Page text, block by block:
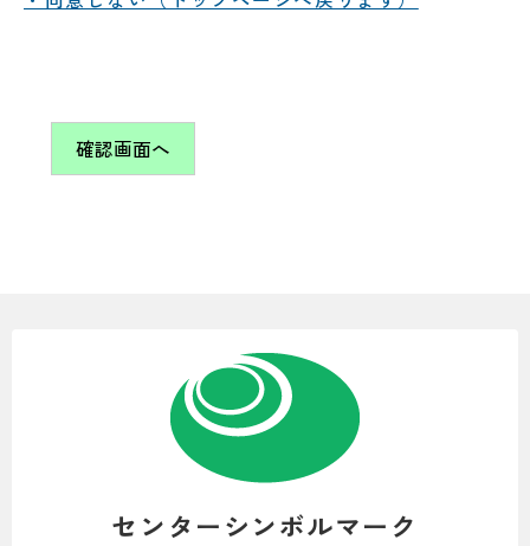
センターシンボルマーク